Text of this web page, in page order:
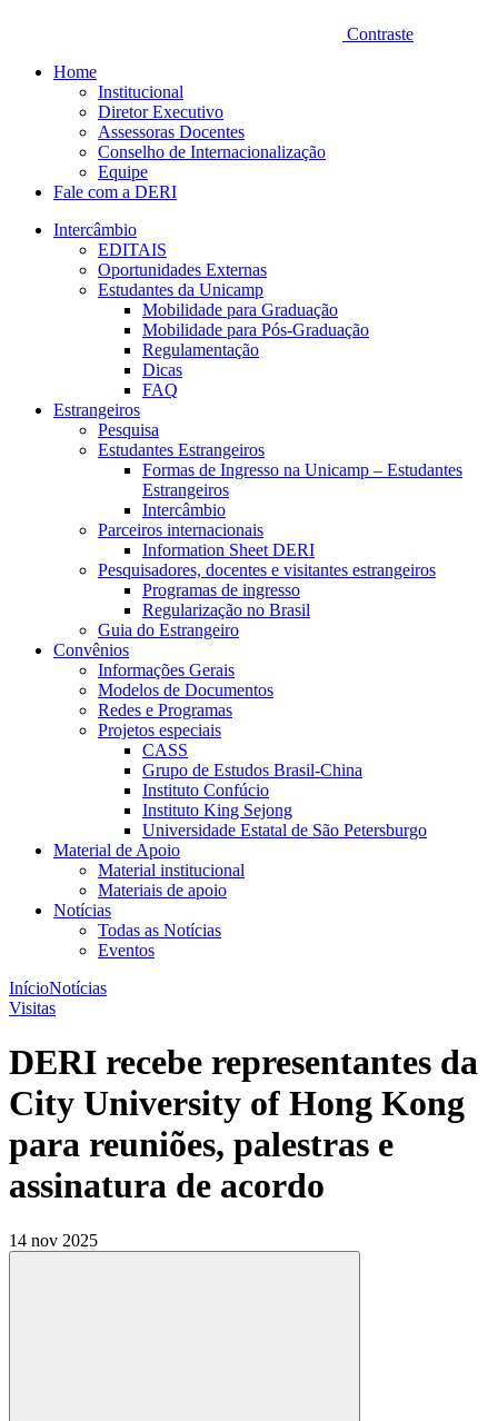
Contraste
Home
Institucional
Diretor Executivo
Assessoras Docentes
Conselho de Internacionalização
Equipe
Fale com a DERI
Intercâmbio
EDITAIS
Oportunidades Externas
Estudantes da Unicamp
Mobilidade para Graduação
Mobilidade para Pós-Graduação
Regulamentação
Dicas
FAQ
Estrangeiros
Pesquisa
Estudantes Estrangeiros
Formas de Ingresso na Unicamp – Estudantes
Estrangeiros
Intercâmbio
Parceiros internacionais
Information Sheet DERI
Pesquisadores, docentes e visitantes estrangeiros
Programas de ingresso
Regularização no Brasil
Guia do Estrangeiro
Convênios
Informações Gerais
Modelos de Documentos
Redes e Programas
Projetos especiais
CASS
Grupo de Estudos Brasil-China
Instituto Confúcio
Instituto King Sejong
Universidade Estatal de São Petersburgo
Material de Apoio
Material institucional
Materiais de apoio
Notícias
Todas as Notícias
Eventos
InícioNotícias
Visitas
DERI recebe representantes da
City University of Hong Kong
para reuniões, palestras e
assinatura de acordo
14 nov 2025